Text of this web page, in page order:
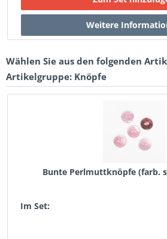
Wählen Sie aus den folgenden
Artikelgruppe: Knöpfe
Bunte Perlmuttknöpfe (farb.
Im Set: